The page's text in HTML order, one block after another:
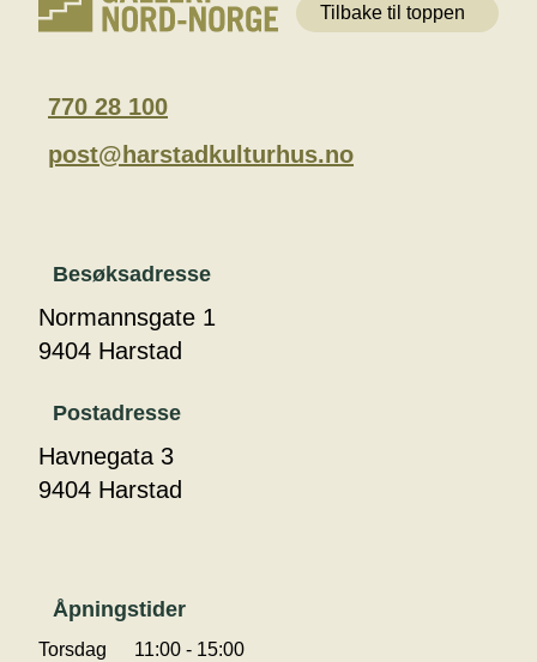
Tilbake til toppen
770 28 100
post@harstadkulturhus.no
Besøksadresse
Normannsgate 1
9404 Harstad
Postadresse
Havnegata 3
9404 Harstad
Åpningstider
Torsdag
11:00 - 15:00